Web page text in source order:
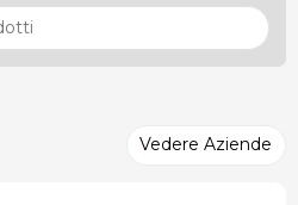
Vedere Aziende